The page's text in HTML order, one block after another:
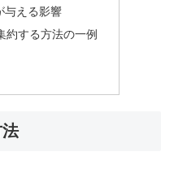
与える影響
約する方法の一例